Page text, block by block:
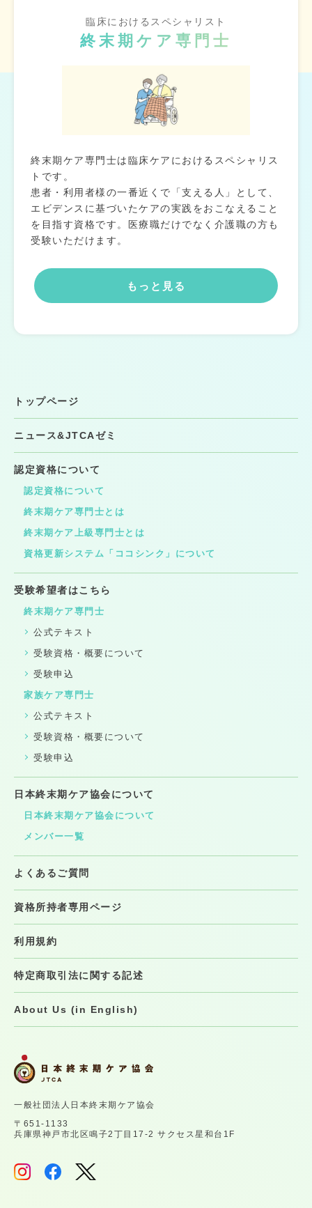
臨床におけるスペシャリスト
終末期ケア専門士
終末期ケア専門士は臨床ケアにおけるスペシャリス
トです。
患者・利用者様の一番近くで「支える人」として、
エビデンスに基づいたケアの実践をおこなえること
を目指す資格です。医療職だけでなく介護職の方も
受験いただけます。
もっと見る
一般社団法人日本終末期ケア協会
〒651-1133
兵庫県神戸市北区鳴子2丁目17-2 サクセス星和台1F
トップページ
ニュース&JTCAゼミ
認定資格について
認定資格について
終末期ケア専門士とは
終末期ケア上級専門士とは
資格更新システム「ココシンク」について
受験希望者はこちら
終末期ケア専門士
公式テキスト
受験資格・概要について
受験申込
家族ケア専門士
公式テキスト
受験資格・概要について
受験申込
日本終末期ケア協会について
日本終末期ケア協会について
メンバー一覧
よくあるご質問
資格所持者専用ページ
利用規約
特定商取引法に関する記述
About Us (in English)